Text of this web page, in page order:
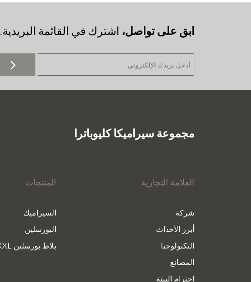
‫ابق على تواصل، اشترك في القائمة البريدية.
مجموعة سيراميكا كليوباترا
العلامة التجارية
شركة
أبرز الأحداث
التكنولوجيا
المصانع
احترام البيئة
المنتجات
السيراميك
البورسلين
بلاط بورسلين XXL